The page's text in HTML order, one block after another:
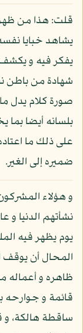
قلت: هذا من
يشاهد خبايا
يفكر فيه و يكشف
شهادة من باطن
صورة كلام يدل
بلسانه أيضا بما
على ذلك ما
ضميره إلى الغير.
و هؤلاء
نشأتهم الدنيا
يوم يظهر فيه
المحال أن يوقف
ظاهره و أعماله
قائمة و جوارحه
ساقطة هالكة، و